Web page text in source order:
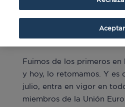
Guía con todo lo que
el pasaporte COVID
porDiners Club|Jul 1, 2021|
Fuimos de los primeros en
y hoy, lo retomamos. Y es
julio, entra en vigor en
miembros de la Unión
Aceptar